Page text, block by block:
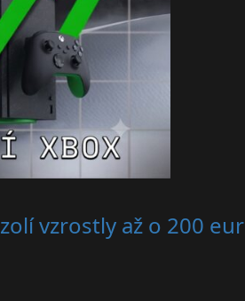
vzrostly až o 200 eur